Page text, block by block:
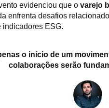
evidenciou que o varejo
enfrenta desafios
indicadores ESG.
o início de um
colaborações serão